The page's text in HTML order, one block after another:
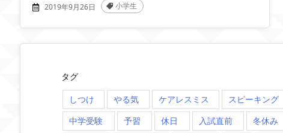
2019年9月26日 小学生
タグ
しつけ
やる気 ケアレスミス スピーキング
中学受験
予習 休日 入試直前 冬休み